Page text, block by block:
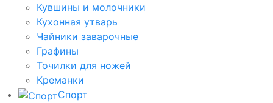
Кувшины и молочники
Кухонная утварь
Чайники заварочные
Графины
Точилки для ножей
Креманки
Спорт